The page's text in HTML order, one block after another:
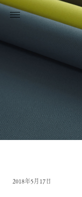
2018年5月17日